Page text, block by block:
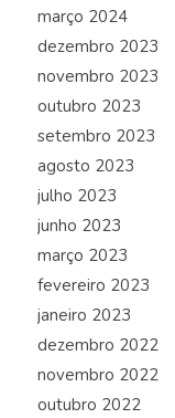
março 2024
dezembro 2023
novembro 2023
outubro 2023
setembro 2023
agosto 2023
julho 2023
junho 2023
março 2023
fevereiro 2023
janeiro 2023
dezembro 2022
novembro 2022
outubro 2022